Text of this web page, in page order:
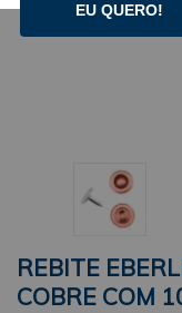
REBITE
COBRE COM
EU QUERO!